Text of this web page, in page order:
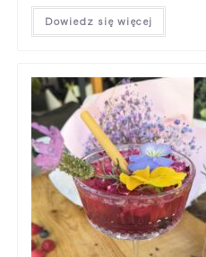
Dowiedz się więcej